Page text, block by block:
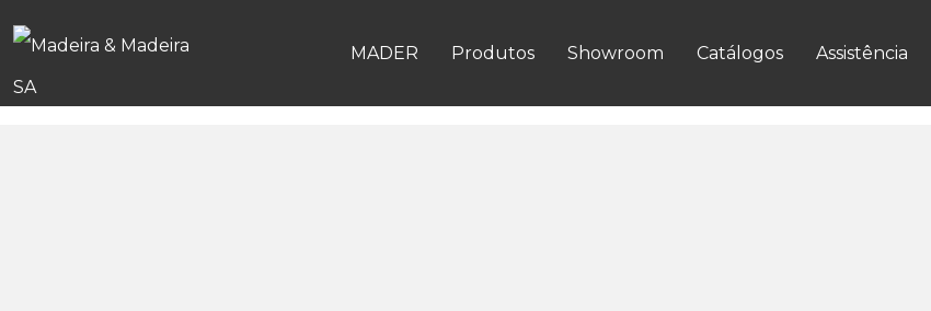
MADER Produtos Showroom Catálogos Assistência
VER MAIS